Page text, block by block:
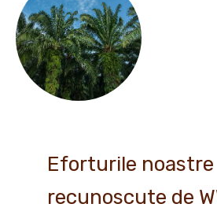
Eforturile noastre
recunoscute de